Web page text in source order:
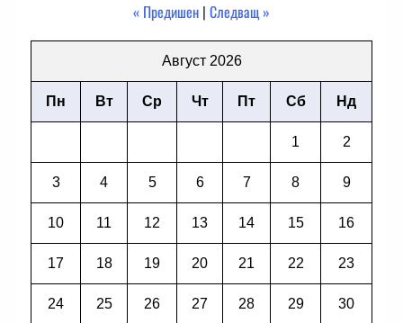
« Предишен | Следващ »
Август 2026
Пн Вт Ср Чт Пт Сб Нд
1 2
3 4 5 6 7 8 9
10 11 12 13 14 15 16
17 18 19 20 21 22 23
24 25 26 27 28 29 30